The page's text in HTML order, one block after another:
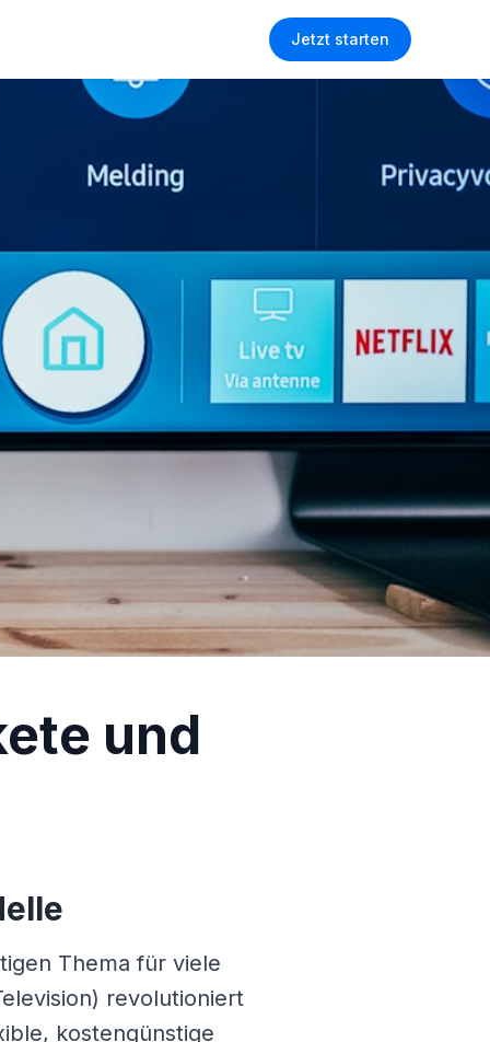
Jetzt starten
und
Thema für viele
revolutioniert
kostengünstige